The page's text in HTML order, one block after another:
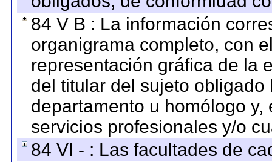
84 V B : La información
organigrama completo, con
representación gráfica de la
del titular del sujeto
departamento u homólogo
servicios profesionales y/o
84 VI - : Las facultades de